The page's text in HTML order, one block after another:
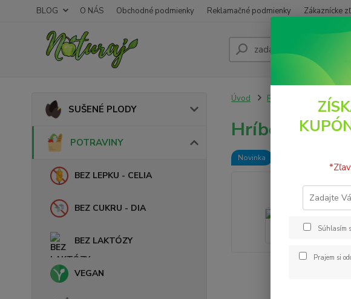
BLOG O NÁS Obchodné podmienky Reklamačné podmienky Zákaznícke
SUŠENÉ PLODY
POTRAVINY
BEZ LEPKU - CELIA
BEZ CUKRU - DIA
BEZ LAKTÓZY
VEGAN
Úvod POTRAVINY
Hríbove
Novinka
Súhlasím
Prajem si